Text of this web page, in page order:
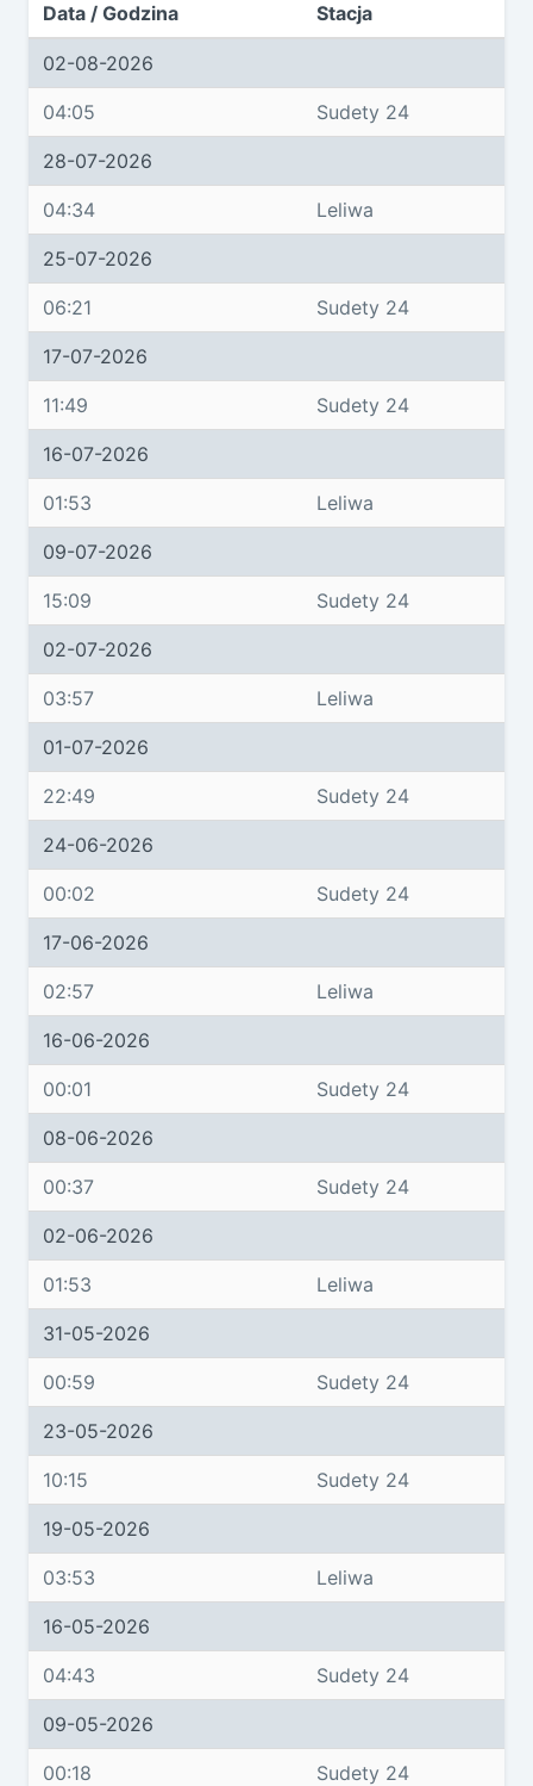
Data / Godzina Stacja
02-08-2026
04:05 Sudety 24
28-07-2026
04:34 Leliwa
25-07-2026
06:21 Sudety 24
17-07-2026
11:49 Sudety 24
16-07-2026
01:53 Leliwa
09-07-2026
15:09 Sudety 24
02-07-2026
03:57 Leliwa
01-07-2026
22:49 Sudety 24
24-06-2026
00:02 Sudety 24
17-06-2026
02:57 Leliwa
16-06-2026
00:01 Sudety 24
08-06-2026
00:37 Sudety 24
02-06-2026
01:53 Leliwa
31-05-2026
00:59 Sudety 24
23-05-2026
10:15 Sudety 24
19-05-2026
03:53 Leliwa
16-05-2026
04:43 Sudety 24
09-05-2026
00:18 Sudety 24